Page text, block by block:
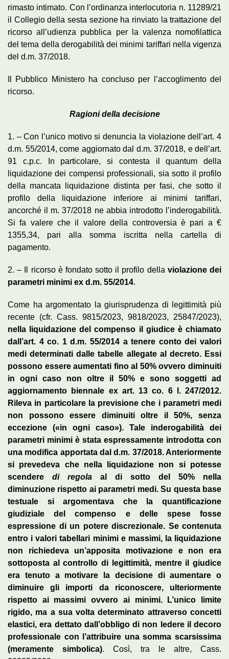
rimasto intimato. Con l’ordinanza interlocutoria n. 11289/21
il Collegio della sesta sezione ha rinviato la trattazione del
ricorso all’udienza pubblica per la valenza nomofilattica
del tema della derogabilità dei minimi tariffari nella vigenza
del d.m. 37/2018.
Il Pubblico Ministero ha concluso per l’accoglimento del
ricorso.
Ragioni della decisione
1. – Con l’unico motivo si denuncia la violazione dell’art. 4
d.m. 55/2014, come aggiornato dal d.m. 37/2018, e dell’art.
91 c.p.c. In particolare, si contesta il quantum della
liquidazione dei compensi professionali, sia sotto il profilo
della mancata liquidazione distinta per fasi, che sotto il
profilo della liquidazione inferiore ai minimi tariffari,
ancorché il m. 37/2018 ne abbia introdotto l’inderogabilità.
Si fa valere che il valore della controversia è pari a €
1355,34, pari alla somma iscritta nella cartella di
pagamento.
2. – Il ricorso è fondato sotto il profilo della violazione dei
parametri minimi ex d.m. 55/2014.
Come ha argomentato la giurisprudenza di legittimità più
recente (cfr. Cass. 9815/2023, 9818/2023, 25847/2023),
nella liquidazione del compenso il giudice è chiamato
dall’art. 4 co. 1 d.m. 55/2014 a tenere conto dei valori
medi determinati dalle tabelle allegate al decreto. Essi
possono essere aumentati fino al 50% ovvero diminuiti
in ogni caso non oltre il 50% e sono soggetti ad
aggiornamento biennale ex art. 13 co. 6 l. 247/2012.
Rileva in particolare la previsione che i parametri medi
non possono essere diminuiti oltre il 50%, senza
eccezione («in ogni caso»). Tale inderogabilità dei
parametri minimi è stata espressamente introdotta con
una modifica apportata dal d.m. 37/2018. Anteriormente
si prevedeva che nella liquidazione non si potesse
scendere di regola al di sotto del 50% nella
diminuzione rispetto ai parametri medi. Su questa base
testuale si argomentava che la quantificazione
giudiziale del compenso e delle spese fosse
espressione di un potere discrezionale. Se contenuta
entro i valori tabellari minimi e massimi, la liquidazione
non richiedeva un’apposita motivazione e non era
sottoposta al controllo di legittimità, mentre il giudice
era tenuto a motivare la decisione di aumentare o
diminuire gli importi da riconoscere, ulteriormente
rispetto ai massimi ovvero ai minimi. L’unico limite
rigido, ma a sua volta determinato attraverso concetti
elastici, era dettato dall’obbligo di non ledere il decoro
professionale con l’attribuire una somma scarsissima
(meramente simbolica). Così, tra le altre, Cass.